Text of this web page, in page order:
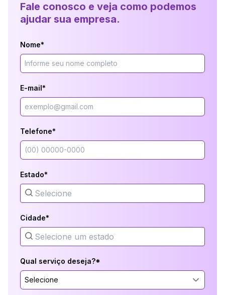
Fale conosco e veja como podemos
ajudar sua empresa.
Nome*
E-mail*
Telefone*
Estado*
Cidade*
Qual serviço deseja?*
Selecione